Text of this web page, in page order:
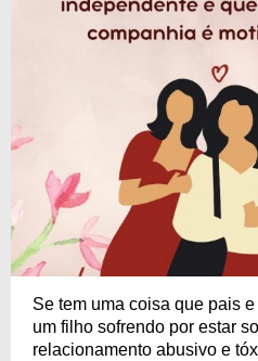
Se tem uma coisa que pais
um filho sofrendo por estar
relacionamento abusivo e